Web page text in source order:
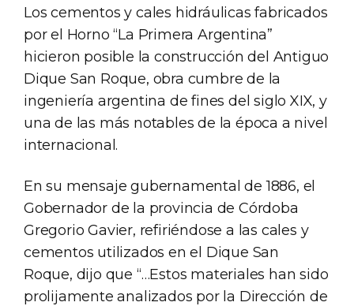
Los cementos y cales hidráulicas fabricados
por el Horno “La Primera Argentina”
hicieron posible la construcción del Antiguo
Dique San Roque, obra cumbre de la
ingeniería argentina de fines del siglo XIX, y
una de las más notables de la época a nivel
internacional.
En su mensaje gubernamental de 1886, el
Gobernador de la provincia de Córdoba
Gregorio Gavier, refiriéndose a las cales y
cementos utilizados en el Dique San
Roque, dijo que “…Estos materiales han sido
prolijamente analizados por la Dirección de